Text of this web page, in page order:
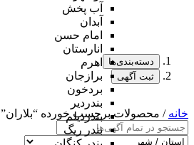
آب پخش
آبدان
امام حسن
انارستان
اهرم
برازجان
بردخون
بندردیر
بندردیلم
بندر ریگ
دسته‌بندی‌ها
ثبت آگهی
خانه / محصولات برچسب خورده “بلاران”